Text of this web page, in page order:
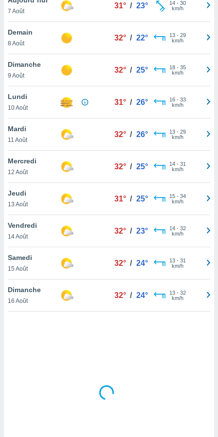
et
»,
au
vous
qu'ils
ou
le
ainsi
un
la
du
en
de
7 Août
31° / 23° 14- 30
km/h
Demain
8 Août
32° / 22° 13- 29
km/h
Dimanche
9 Août
32° / 25° 18- 35
km/h
Lundi
10 Août
31° / 26° 16- 33
km/h
Mardi
11 Août
32° / 26° 13- 29
km/h
Mercredi
12 Août
32° / 25° 14- 31
km/h
Jeudi
13 Août
31° / 25° 15- 34
km/h
Vendredi
14 Août
32° / 23° 14- 32
km/h
Samedi
15 Août
32° / 24° 13- 31
km/h
Dimanche
16 Août
32° / 24° 13- 32
km/h